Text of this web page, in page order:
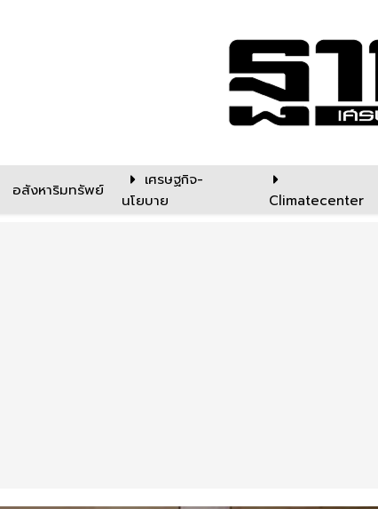
อสังหาริมทรัพย์
เศรษฐกิจ-
นโยบาย
Climatecenter